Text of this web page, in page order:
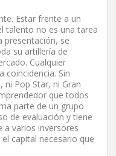
Estar frente a un
talento no es una tarea
presentación, se
su artillería de
Cualquier
coincidencia. Sin
ni Pop Star, ni Gran
que todos
parte de un grupo
de evaluación y tiene
varios inversores
capital necesario que